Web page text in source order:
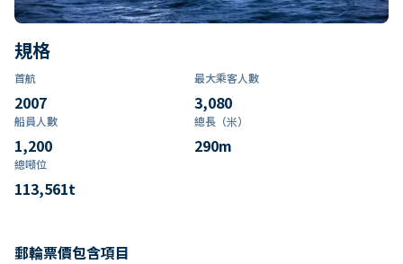
規格
首航
2007
最大乘客人數
3,080
船員人數
1,200
總長（米）
290m
總噸位
113,561t
郵輪票價包含項目